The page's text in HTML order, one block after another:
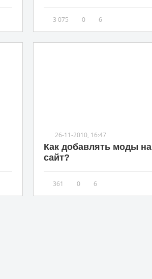
3 075 0 6
26-11-2010, 16:47
Как добавлять моды на
сайт?
361 0 6